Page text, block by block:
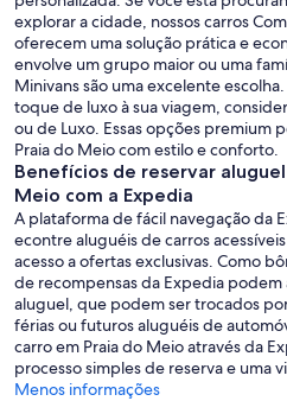
explorar a cidade, nossos carros
oferecem uma solução prática e
envolve um grupo maior ou uma
Minivans são uma excelente
toque de luxo à sua viagem,
ou de Luxo. Essas opções premium
Praia do Meio com estilo e conforto.
Benefícios de reservar
Meio com a Expedia
A plataforma de fácil navegação da
econtre aluguéis de carros
acesso a ofertas exclusivas. Como
de recompensas da Expedia podem
aluguel, que podem ser trocados
férias ou futuros aluguéis de
carro em Praia do Meio através da
processo simples de reserva e uma
Menos informações